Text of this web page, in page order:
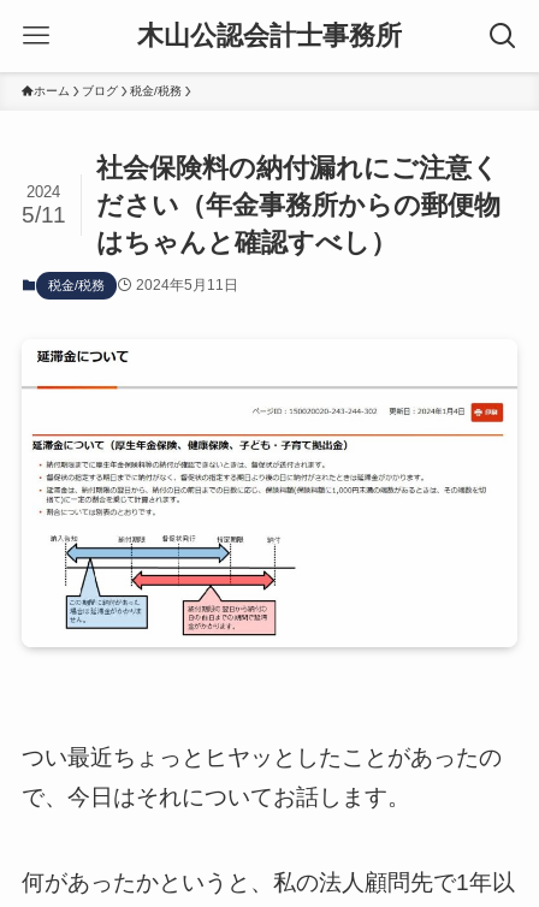
木山公認会計士事務所
ホーム ブログ 税金/税務
社会保険料の納付漏れにご注意く
ださい（年金事務所からの郵便物
はちゃんと確認すべし）
2024
5/11
税金/税務 2024年5月11日
つい最近ちょっとヒヤッとしたことがあったの
で、今日はそれについてお話します。
何があったかというと、私の法人顧問先で1年以